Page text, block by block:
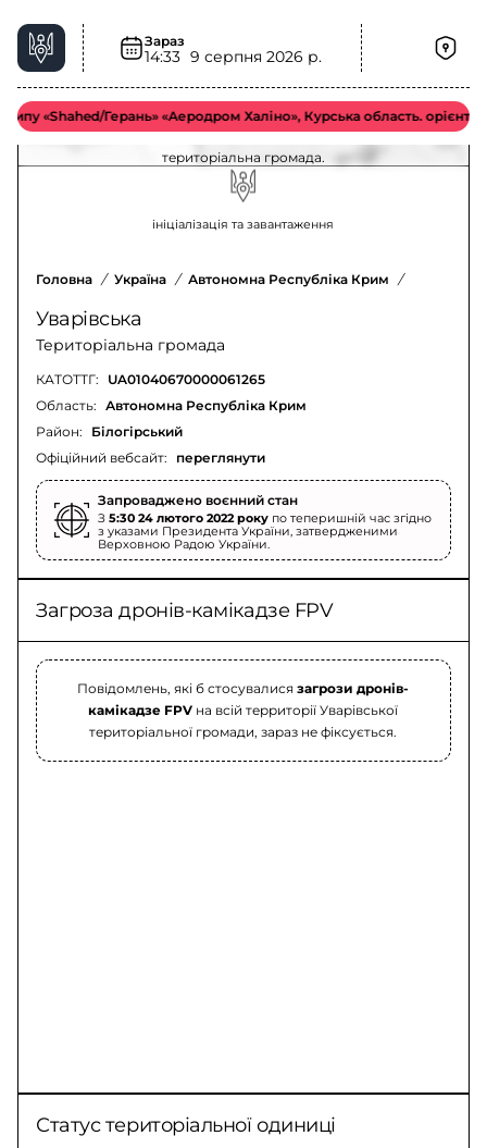
Зараз
14:33 9 серпня 2026 р.
«Shahed/Герань» «Аеродром Халіно», Курська область.
Загроза дронів-камікадзе FPV у Уварівська
територіальна громада – актуальна ситуація
Оновлення щодо загрози ударних БпЛА у Уварівська
територіальна громада.
ініціалізація та завантаження
Головна / Україна / Автономна Республіка Крим /
Уварівська
Територіальна громада
КАТОТТГ: UA01040670000061265
Офіційний вебсайт: переглянути
Область: Автономна Республіка Крим
Район:
Білогірський
Запроваджено воєнний стан
З 5:30 24 лютого 2022 року по теперишній час згідно
з указами Президента України, затвердженими
Верховною Радою України.
Загроза дронів-камікадзе FPV
Повідомлень, які б стосувалисязагрози дронів-
камікадзе FPV на всій территорії Уварівської
територіальної громади, зараз не фіксується.
Статус територіальної одиниці